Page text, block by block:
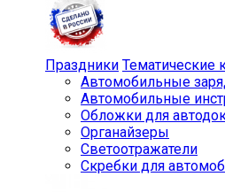
Праздники Тематические
Автомобильные
Автомобильные
Обложки для
Органайзеры
Светоотражатели
Скребки для